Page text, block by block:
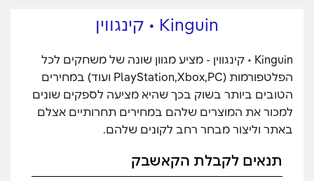
Kinguin • קינגווין
Kinguin • קינגווין - מציע מגוון שונה של משחקים לכל
הפלטפורמות (PlayStation,Xbox,PC ועוד) במחירים
הטובים ביותר בשוק בכך שהיא מציעה לספקים שונים
למכור את המוצרים שלהם במחירים תחרותיים אצלם
באתר וליצור מבחר רחב לקונים שלהם.
תנאים לקבלת הקאשבק